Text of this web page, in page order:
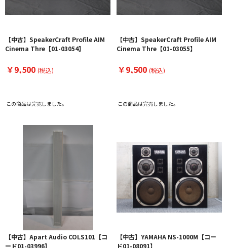
【中古】SpeakerCraft Profile AIM
Cinema Thre【01-03054】
￥9,500 (税込)
この商品は完売しました。
【中古】SpeakerCraft Profile AIM
Cinema Thre【01-03055】
￥9,500 (税込)
この商品は完売しました。
【中古】Apart Audio COLS101【コ
ード01-03996】
【中古】YAMAHA NS-1000M【コー
ド01-08091】